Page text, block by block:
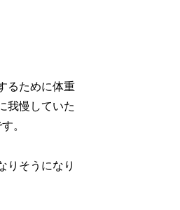
るために体重
我慢していた
。
りそうになり